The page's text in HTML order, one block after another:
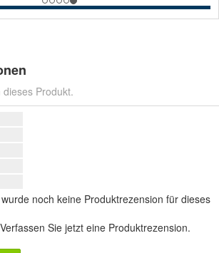
Produkt.
wurde noch keine Produktrezension für dieses
Verfassen Sie jetzt eine Produktrezension.